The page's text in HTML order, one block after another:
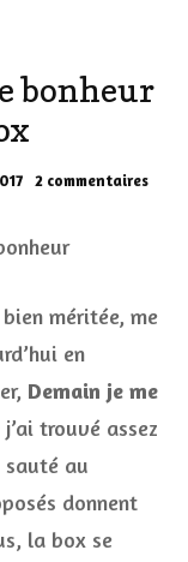
bonheur
2 commentairessur
méritée, me
en
Demain je me
trouvé assez
sauté au
donnent
la box se